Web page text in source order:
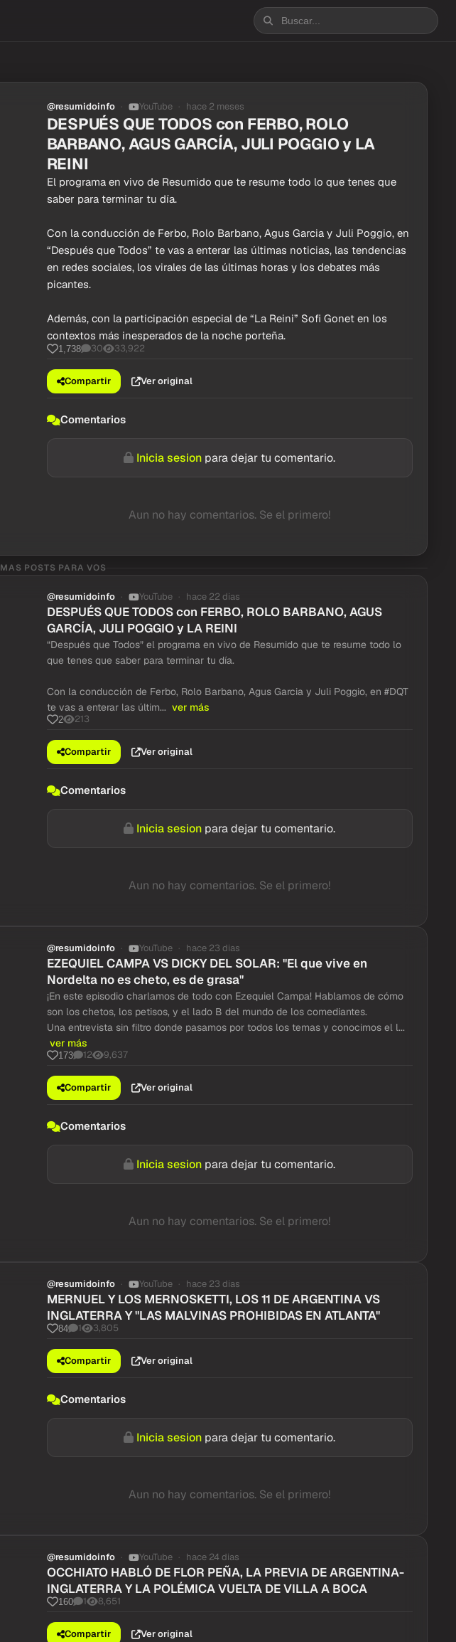
@resumidoinfo YouTube hace 2 meses
DESPUÉS QUE TODOS con FERBO, ROLO
BARBANO, AGUS GARCÍA, JULI POGGIO y LA
REINI
El programa en vivo de Resumido que te resume todo lo que tenes que
saber para terminar tu día.
Con la conducción de Ferbo, Rolo Barbano, Agus Garcia y Juli Poggio, en
“Después que Todos” te vas a enterar las últimas noticias, las tendencias
en redes sociales, los virales de las últimas horas y los debates más
picantes.
Además, con la participación especial de “La Reini” Sofi Gonet en los
contextos más inesperados de la noche porteña.
1,738 30 33,922
Compartir Ver original
Comentarios
Inicia sesion para dejar tu comentario.
Aun no hay comentarios. Se el primero!
MAS POSTS PARA VOS
@resumidoinfo YouTube hace 22 dias
DESPUÉS QUE TODOS con FERBO, ROLO BARBANO, AGUS
GARCÍA, JULI POGGIO y LA REINI
“Después que Todos” el programa en vivo de Resumido que te resume todo lo
que tenes que saber para terminar tu día.
Con la conducción de Ferbo, Rolo Barbano, Agus Garcia y Juli Poggio, en #DQT
te vas a enterar las últim... ver más
2 213
Compartir Ver original
Comentarios
Inicia sesion para dejar tu comentario.
Aun no hay comentarios. Se el primero!
@resumidoinfo YouTube hace 23 dias
EZEQUIEL CAMPA VS DICKY DEL SOLAR: "El que vive en
Nordelta no es cheto, es de grasa"
¡En este episodio charlamos de todo con Ezequiel Campa! Hablamos de cómo
son los chetos, los petisos, y el lado B del mundo de los comediantes.
Una entrevista sin filtro donde pasamos por todos los temas y conocimos el l...
ver más
173 12 9,637
Compartir Ver original
Comentarios
Inicia sesion para dejar tu comentario.
Aun no hay comentarios. Se el primero!
@resumidoinfo YouTube hace 23 dias
MERNUEL Y LOS MERNOSKETTI, LOS 11 DE ARGENTINA VS
INGLATERRA Y "LAS MALVINAS PROHIBIDAS EN ATLANTA"
84 1 3,805
Compartir Ver original
Comentarios
Inicia sesion para dejar tu comentario.
Aun no hay comentarios. Se el primero!
@resumidoinfo YouTube hace 24 dias
OCCHIATO HABLÓ DE FLOR PEÑA, LA PREVIA DE ARGENTINA-
INGLATERRA Y LA POLÉMICA VUELTA DE VILLA A BOCA
160 1 8,651
Compartir Ver original